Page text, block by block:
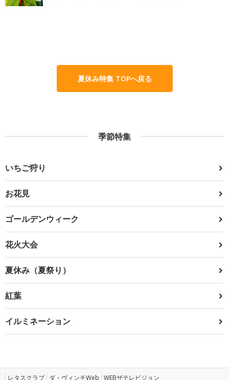
夏休み特集 TOPへ戻る
季節特集
いちご狩り
お花見
ゴールデンウィーク
花火大会
夏休み（夏祭り）
紅葉
イルミネーション
レタスクラブ ダ・ヴィンチWeb WEBザテレビジョン